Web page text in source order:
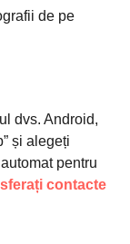
de pe
dvs. Android,
și alegeți
pentru
contacte